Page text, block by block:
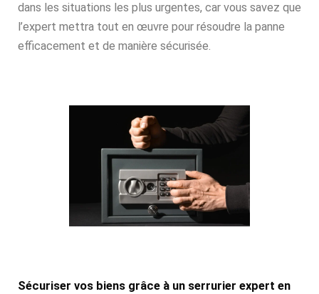
dans les situations les plus urgentes, car vous savez que
l’expert mettra tout en œuvre pour résoudre la panne
efficacement et de manière sécurisée.
Sécuriser vos biens grâce à un serrurier expert en